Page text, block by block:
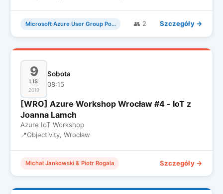
Microsoft Azure User Group Poland 👥 2 Szczegóły →
9
LIS
2019
Sobota
08:15
[WRO] Azure Workshop Wrocław #4 - IoT z
Joanna Lamch
Azure IoT Workshop
📍Objectivity, Wrocław
Michał Jankowski & Piotr Rogala Szczegóły →